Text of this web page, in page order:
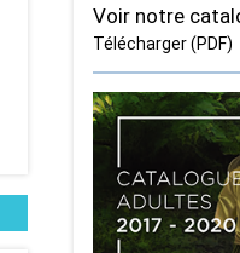
Voir notre
Télécharger (PDF)